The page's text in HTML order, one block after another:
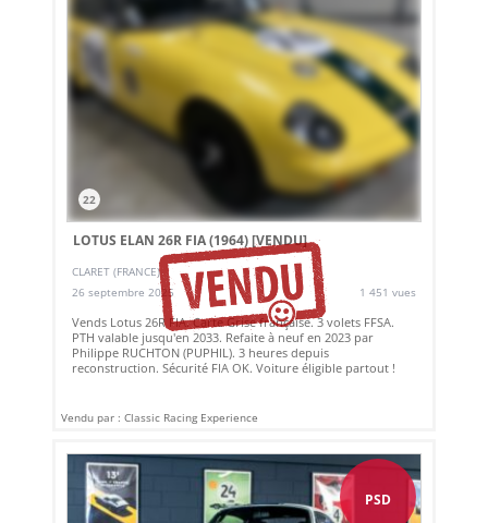
22
LOTUS ELAN 26R FIA (1964)[VENDU]
CLARET (FRANCE)
26 septembre 2025
1 451 vues
Vends Lotus 26R FIA. Carte Grise française. 3 volets FFSA.
PTH valable jusqu'en 2033. Refaite à neuf en 2023 par
Philippe RUCHTON (PUPHIL). 3 heures depuis
reconstruction. Sécurité FIA OK. Voiture éligible partout !
Vendu par : Classic Racing Experience
PSD